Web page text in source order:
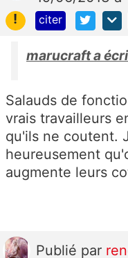
!
citer
marucraft a
Salauds de
vrais travailleurs
qu'ils ne coutent.
heureusement
augmente leurs
Publié par